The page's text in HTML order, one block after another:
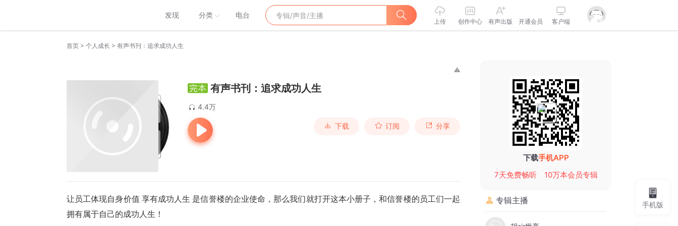
发现 分类 电台
上传 创作中心 有声出版 开通会员 客户端
首页 > 个人成长 > 有声书刊：追求成功人生
有声书刊：追求成功人生
4.4万
下载 订阅 分享
让员工体现自身价值 享有成功人生 是信誉楼的企业使命，那么我们就打开这本小册子，和信誉楼的员工们一起
拥有属于自己的成功人生！
下载手机APP
7天免费畅听
10万本会员专辑
专辑主播 手机版